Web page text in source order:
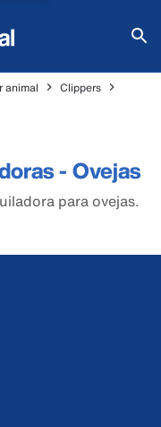
animal
Clippers
- Ovejas
para ovejas.